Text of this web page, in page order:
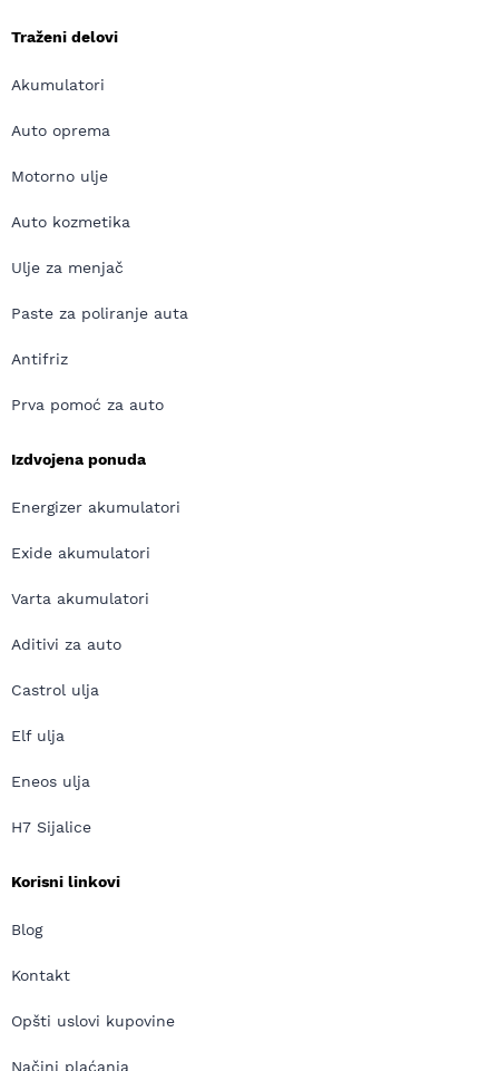
Traženi delovi
Akumulatori
Auto oprema
Motorno ulje
Auto kozmetika
Ulje za menjač
Paste za poliranje auta
Antifriz
Prva pomoć za auto
Izdvojena ponuda
Energizer akumulatori
Exide akumulatori
Varta akumulatori
Aditivi za auto
Castrol ulja
Elf ulja
Eneos ulja
H7 Sijalice
Korisni linkovi
Blog
Kontakt
Opšti uslovi kupovine
Načini plaćanja